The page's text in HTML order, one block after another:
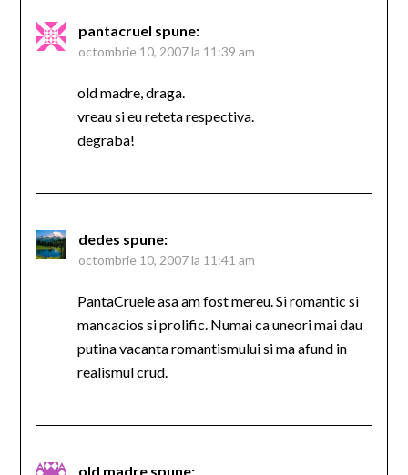
pantacruel spune:
octombrie 10, 2007 la 11:39 am
old madre, draga.
vreau si eu reteta respectiva.
degraba!
dedes spune:
octombrie 10, 2007 la 11:41 am
PantaCruele asa am fost mereu. Si romantic si
mancacios si prolific. Numai ca uneori mai dau
putina vacanta romantismului si ma afund in
realismul crud.
old madre spune: